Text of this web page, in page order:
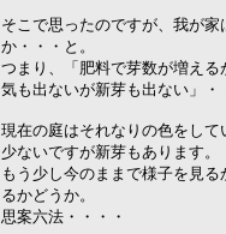
そこで思ったのですが、我が
か・・・と。
つまり、「肥料で芽数が増え
気も出ないが新芽も出ない」・
現在の庭はそれなりの色をして
少ないですが新芽もあります。
もう少し今のままで様子を見
るかどうか。
思案六法・・・・